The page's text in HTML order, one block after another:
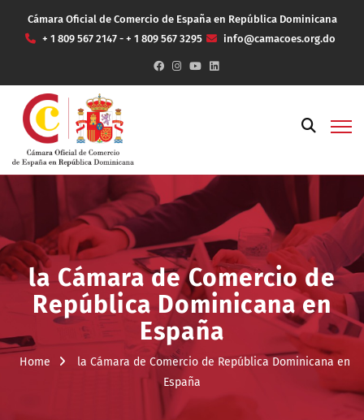
Cámara Oficial de Comercio de España en República Dominicana
+ 1 809 567 2147 - + 1 809 567 3295
info@camacoes.org.do
la Cámara de Comercio de
República Dominicana en
España
Home
la Cámara de Comercio de República Dominicana en
España